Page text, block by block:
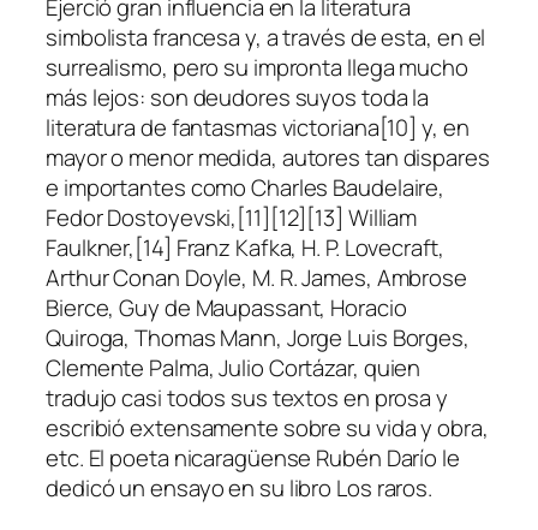
Ejerció gran influencia en la literatura
simbolista francesa​ y, a través de esta, en el
surrealismo, pero su impronta llega mucho
más lejos: son deudores suyos toda la
literatura de fantasmas victoriana[10]​ y, en
mayor o menor medida, autores tan dispares
e importantes como Charles Baudelaire,
Fedor Dostoyevski,[11]​[12]​[13]​ William
Faulkner,[14]​ Franz Kafka,​ H. P. Lovecraft,
Arthur Conan Doyle, M. R. James, Ambrose
Bierce, Guy de Maupassant, Horacio
Quiroga, Thomas Mann,​ Jorge Luis Borges,
Clemente Palma, Julio Cortázar, quien
tradujo casi todos sus textos en prosa y
escribió extensamente sobre su vida y obra,
etc. El poeta nicaragüense Rubén Darío le
dedicó un ensayo en su libro Los raros.